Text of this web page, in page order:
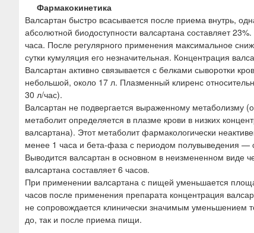
Фармакокинетика
Валсартан быстро всасывается после приема внутрь,
абсолютной биодоступности валсартана составляет
часа. После регулярного применения максимальное
сутки кумуляция его незначительная. Концентрация
Валсартан активно связывается с белками сыворотки
небольшой, около 17 л. Плазменный клиренс
30 л/час).
Валсартан не подвергается выраженному метаболизму
метаболит определяется в плазме крови в низких
валсартана). Этот метаболит фармакологически
менее 1 часа и бета-фаза с периодом полувыведения —
Выводится валсартан в основном в неизмененном виде
валсартана составляет 6 часов.
При применении валсартана с пищей уменьшается
часов после применения препарата концентрация
не сопровождается клинически значимым уменьшением
до, так и после приема пищи.